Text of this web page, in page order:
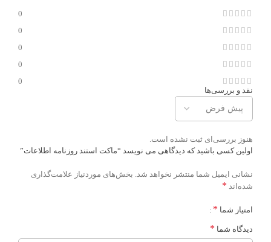
0
0
0
0
0
نقد و بررسی‌ها
هنوز بررسی‌ای ثبت نشده است.
اولین کسی باشید که دیدگاهی می نویسد “ماکت استند روزنامه اطلاعات”
نشانی ایمیل شما منتشر نخواهد شد. بخش‌های موردنیاز علامت‌گذاری
شده‌اند *
امتیاز شما *
دیدگاه شما *